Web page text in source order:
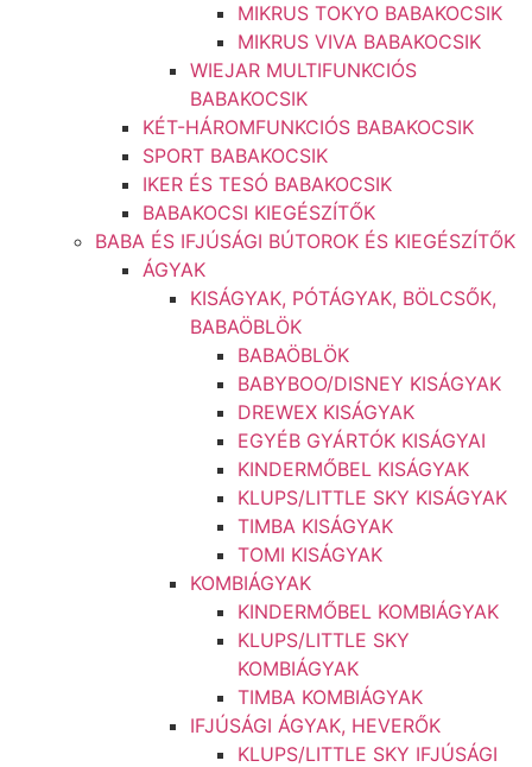
MIKRUS TOKYO BABAKOCSIK
MIKRUS VIVA BABAKOCSIK
WIEJAR MULTIFUNKCIÓS
BABAKOCSIK
KÉT-HÁROMFUNKCIÓS BABAKOCSIK
SPORT BABAKOCSIK
IKER ÉS TESÓ BABAKOCSIK
BABAKOCSI KIEGÉSZÍTŐK
BABA ÉS IFJÚSÁGI BÚTOROK ÉS KIEGÉSZÍTŐK
ÁGYAK
KISÁGYAK, PÓTÁGYAK, BÖLCSŐK,
BABAÖBLÖK
BABAÖBLÖK
BABYBOO/DISNEY KISÁGYAK
DREWEX KISÁGYAK
EGYÉB GYÁRTÓK KISÁGYAI
KINDERMŐBEL KISÁGYAK
KLUPS/LITTLE SKY KISÁGYAK
TIMBA KISÁGYAK
TOMI KISÁGYAK
KOMBIÁGYAK
KINDERMŐBEL KOMBIÁGYAK
KLUPS/LITTLE SKY
KOMBIÁGYAK
TIMBA KOMBIÁGYAK
IFJÚSÁGI ÁGYAK, HEVERŐK
KLUPS/LITTLE SKY IFJÚSÁGI